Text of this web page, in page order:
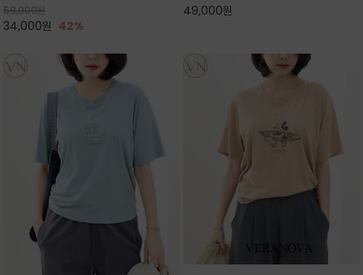
완성
59,000원
34,000원 42%
룩, 모임룩, 데일리룩까지 다양하게
49,000원